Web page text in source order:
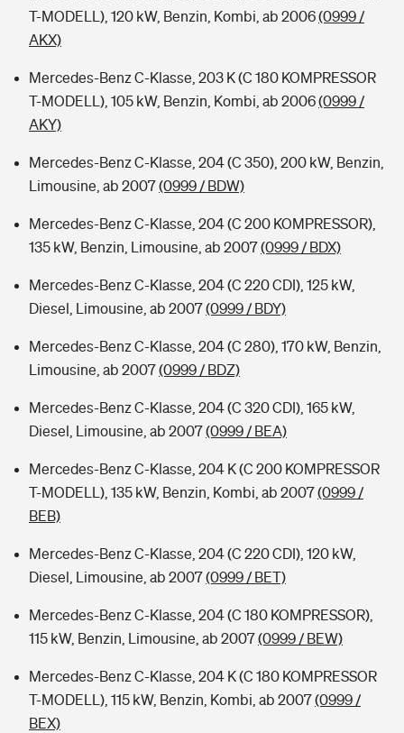
T-MODELL), 120 kW, Benzin, Kombi, ab 2006(0999 /
AKX)
Mercedes-Benz C-Klasse, 203 K (C 180 KOMPRESSOR
T-MODELL), 105 kW, Benzin, Kombi, ab 2006(0999 /
AKY)
Mercedes-Benz C-Klasse, 204 (C 350), 200 kW, Benzin,
Limousine, ab 2007(0999 / BDW)
Mercedes-Benz C-Klasse, 204 (C 200 KOMPRESSOR),
135 kW, Benzin, Limousine, ab 2007(0999 / BDX)
Mercedes-Benz C-Klasse, 204 (C 220 CDI), 125 kW,
Diesel, Limousine, ab 2007(0999 / BDY)
Mercedes-Benz C-Klasse, 204 (C 280), 170 kW, Benzin,
Limousine, ab 2007(0999 / BDZ)
Mercedes-Benz C-Klasse, 204 (C 320 CDI), 165 kW,
Diesel, Limousine, ab 2007(0999 / BEA)
Mercedes-Benz C-Klasse, 204 K (C 200 KOMPRESSOR
T-MODELL), 135 kW, Benzin, Kombi, ab 2007(0999 /
BEB)
Mercedes-Benz C-Klasse, 204 (C 220 CDI), 120 kW,
Diesel, Limousine, ab 2007(0999 / BET)
Mercedes-Benz C-Klasse, 204 (C 180 KOMPRESSOR),
115 kW, Benzin, Limousine, ab 2007(0999 / BEW)
Mercedes-Benz C-Klasse, 204 K (C 180 KOMPRESSOR
T-MODELL), 115 kW, Benzin, Kombi, ab 2007(0999 /
BEX)